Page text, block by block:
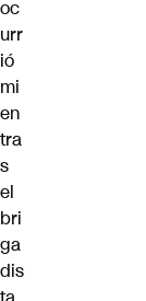
oc
urr
ió
mi
en
tra
s
el
bri
ga
dis